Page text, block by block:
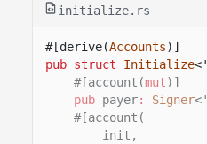
initialize.rs
#[derive(Accounts)]
pub struct
Initialize<'
#[account(mut)]
pub payer: Signer<'
#[account(
init,